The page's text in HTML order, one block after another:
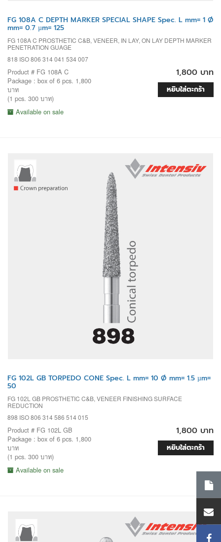
FG 108A C DEPTH MARKER SPECIAL SHAPE Spec. L mm= 1 Ø
mm= 0.7 µm= 125
FG 108A C PROSTHETIC C&B, VENEER, IN LAY, ON LAY DEPTH MARKER
PENETRATION GUAGE
818 ISO 806 314 041 534 007
Product # FG 108A C
Package : box of 6 pcs. 1,800
บาท
(1 pcs. 300 บาท)
Available on sale
1,800 บาท
หยิบใส่ตะกร้า
FG 102L GB TORPEDO CONE Spec. L mm= 10 Ø mm= 1.5 µm=
50
FG 102L GB PROSTHETIC C&B, VENEER FINISHING SURFACE
REDUCTION
898 ISO 806 314 586 514 015
Product # FG 102L GB
Package : box of 6 pcs. 1,800
บาท
(1 pcs. 300 บาท)
Available on sale
1,800 บาท
หยิบใส่ตะกร้า